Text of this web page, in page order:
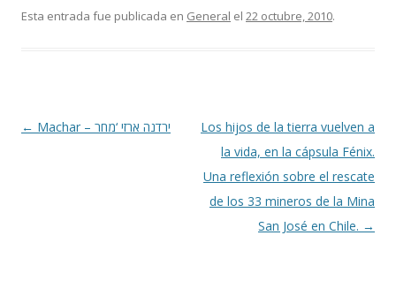
e
k
itt m
r
Esta entrada fue publicada en General el 22 octubre, 2010.
Navegación
← Machar – ירדנה ארזי ‘מחר
Los hijos de la tierra vuelven a
la vida, en la cápsula Fénix.
Una reflexión sobre el rescate
de los 33 mineros de la Mina
San José en Chile. →